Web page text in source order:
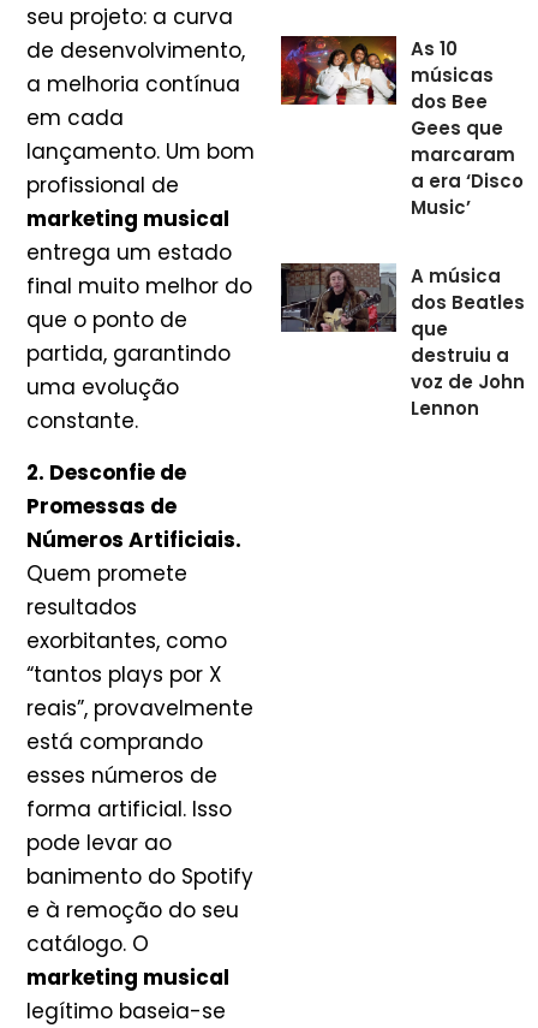
seu projeto: a curva
de desenvolvimento,
a melhoria contínua
em cada
lançamento. Um bom
profissional de
marketing musical
entrega um estado
final muito melhor do
que o ponto de
partida, garantindo
uma evolução
constante.
2. Desconfie de
Promessas de
Números Artificiais.
Quem promete
resultados
exorbitantes, como
“tantos plays por X
reais”, provavelmente
está comprando
esses números de
forma artificial. Isso
pode levar ao
banimento do Spotify
e à remoção do seu
catálogo. O
marketing musical
legítimo baseia-se
As 10
músicas
dos Bee
Gees que
marcaram
a era ‘Disco
Music’
A música
dos Beatles
que
destruiu a
voz de John
Lennon